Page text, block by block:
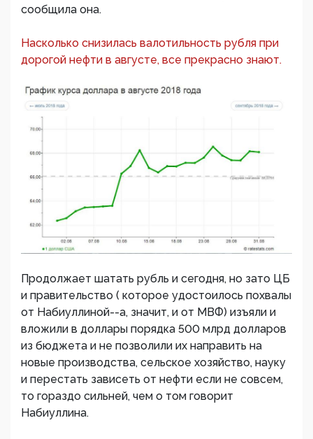
сообщила она.
Насколько снизилась валотильность рубля при
дорогой нефти в августе, все прекрасно знают.
Продолжает шатать рубль и сегодня, но зато ЦБ
и правительство ( которое удостоилось похвалы
от Набиуллиной--а, значит, и от МВФ) изъяли и
вложили в доллары порядка 500 млрд долларов
из бюджета и не позволили их направить на
новые производства, сельское хозяйство, науку
и перестать зависеть от нефти если не совсем,
то гораздо сильней, чем о том говорит
Набиуллина.